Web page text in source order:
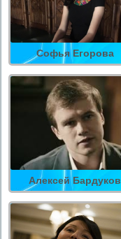
Софья Егорова
Алексей Бардуков